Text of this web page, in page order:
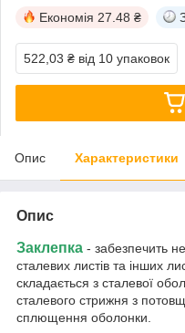
Економія 27.48 ₴
522,03 ₴ від 10 упаковок
Опис Характеристики
Опис
Заклепка - забезпечить
сталевих листів та інших
складається з сталевої
сталевого стрижня з
сплющення оболонки.